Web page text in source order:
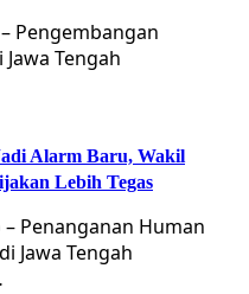
Pengembangan
Tengah
Alarm Baru, Wakil
Lebih Tegas
Penanganan Human
Jawa Tengah